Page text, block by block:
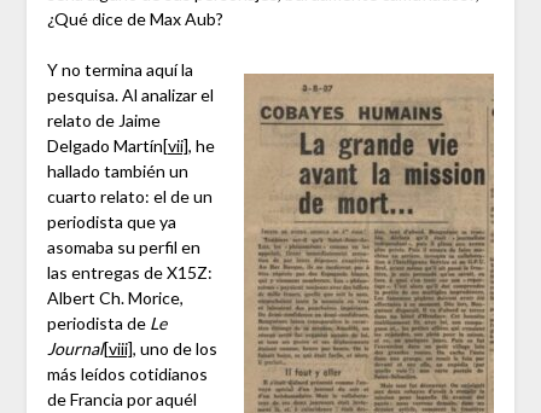
¿Qué dice de Max Aub?
Y no termina aquí la
pesquisa. Al analizar el
relato de Jaime
Delgado Martín[vii], he
hallado también un
cuarto relato: el de un
periodista que ya
asomaba su perfil en
las entregas de X15Z:
Albert Ch. Morice,
periodista de Le
Journal[viii], uno de los
más leídos cotidianos
de Francia por aquél